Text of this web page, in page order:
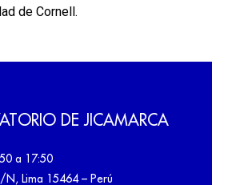
de Cornell.
DE JICAMARCA
a 17:50
N, Lima 15464 – Perú